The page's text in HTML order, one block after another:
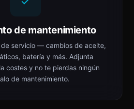
de mantenimiento
de servicio — cambios de aceite,
batería y más. Adjunta
costes y no te pierdas ningún
de mantenimiento.